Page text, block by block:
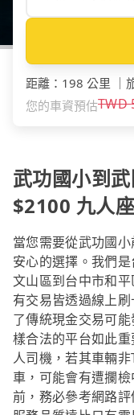
距離 ： 198 公里
您的車資預估TWD
武功國小到
$2100 九人
當您需要從武功國
安心的選擇。我們
文山區到台中市和
有交易皆透過線上
了傳統現金交易可
樣合法的平台如此
人司機，若其車輛
車，可能會有遭攔
前，務必參考網路